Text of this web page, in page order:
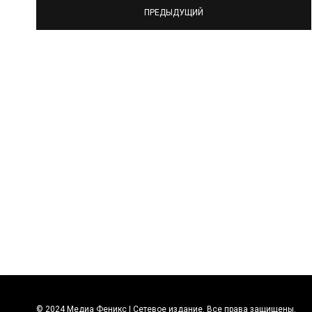
ПРЕДЫДУЩИЙ
© 2024 Медиа Феникс | Сетевое издание. Все права защищены.